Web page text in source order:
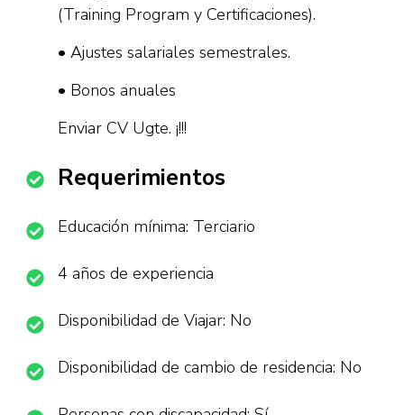
(Training Program y Certificaciones).
• Ajustes salariales semestrales.
• Bonos anuales
Enviar CV Ugte. ¡!!!
Requerimientos
Educación mínima: Terciario
4 años de experiencia
Disponibilidad de Viajar: No
Disponibilidad de cambio de residencia: No